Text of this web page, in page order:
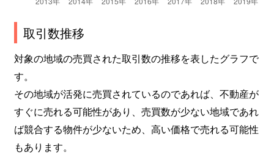
取引数推移
対象の地域の売買された取引数の推移を表したグラフで
す。
その地域が活発に売買されているのであれば、不動産が
すぐに売れる可能性があり、売買数が少ない地域であれ
ば競合する物件が少ないため、高い価格で売れる可能性
もあります。